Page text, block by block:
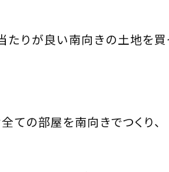
たりが良い南向きの土地を
ての部屋を南向きでつくり、